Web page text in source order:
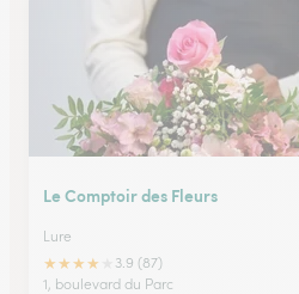
Le Comptoir des Fleurs
Lure
★★★★
3.9 (87)
1, boulevard du Parc